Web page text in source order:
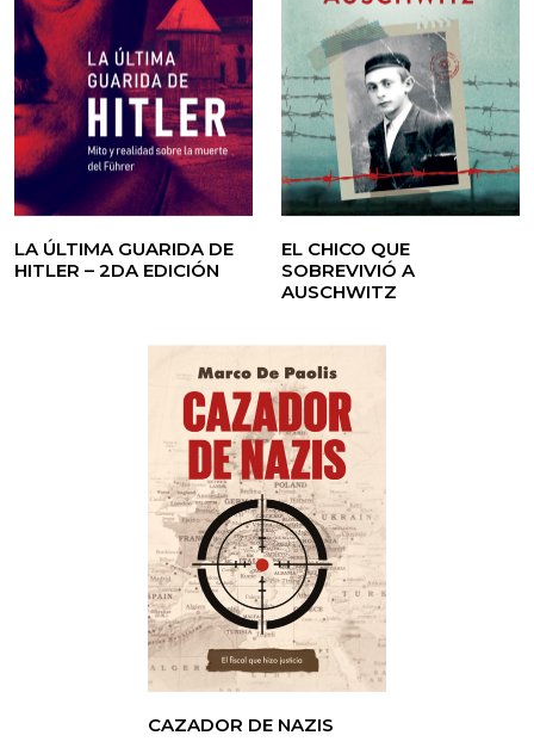
LA ÚLTIMA GUARIDA DE
HITLER – 2DA EDICIÓN
EL CHICO QUE
SOBREVIVIÓ A
AUSCHWITZ
CAZADOR DE NAZIS